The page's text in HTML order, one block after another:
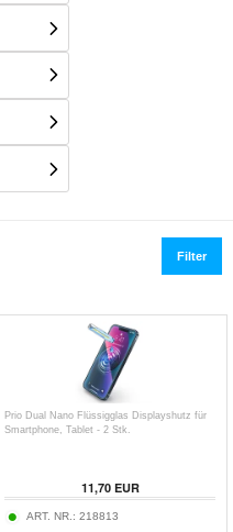
Filter
Prio Dual Nano Flüssigglas Displayshutz für
Smartphone, Tablet - 2 Stk.
11,70EUR
ART. NR.: 218813